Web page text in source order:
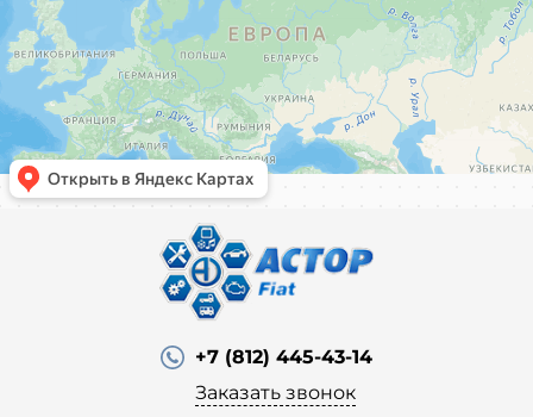
+7 (812) 445-43-14
Заказать звонок